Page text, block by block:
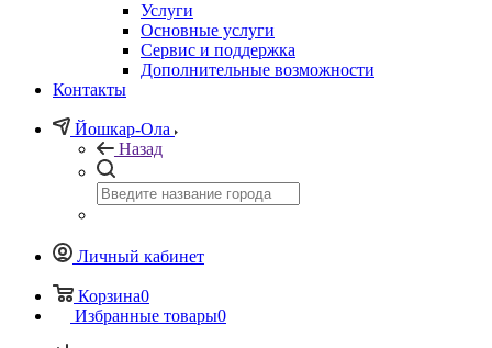
Услуги
Основные услуги
Сервис и поддержка
Дополнительные возможности
Контакты
Йошкар-Ола
Назад
Личный кабинет
Корзина0
Избранные товары0